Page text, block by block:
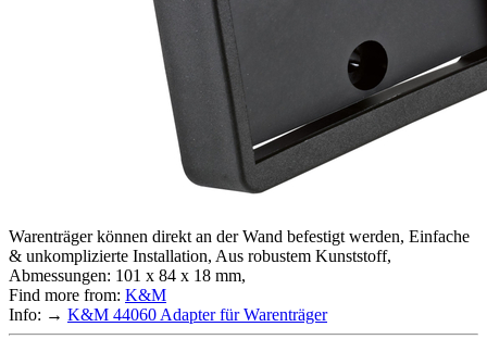
Warenträger können direkt an der Wand befestigt werden, Einfache
& unkomplizierte Installation, Aus robustem Kunststoff,
Abmessungen: 101 x 84 x 18 mm,
Find more from: K&M
Info: → K&M 44060 Adapter für Warenträger